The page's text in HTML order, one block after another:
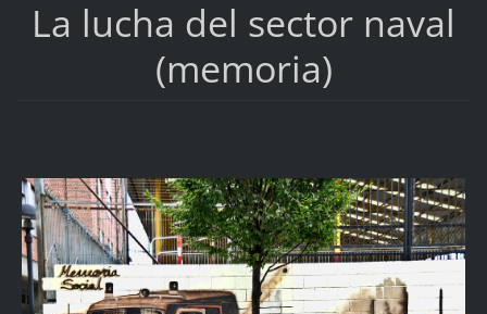
La lucha del sector naval
(memoria)